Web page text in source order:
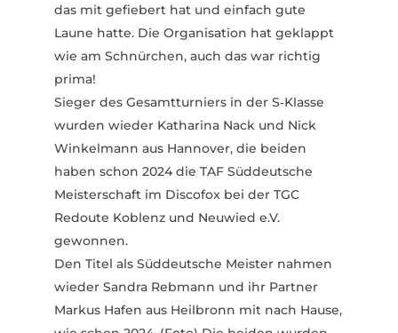
das mit gefiebert hat und einfach gute
Laune hatte. Die Orga­ni­sation hat geklappt
wie am Schnürchen, auch das war richtig
prima!
Sieger des Gesamt­tur­niers in der S‑Klasse
wurden wieder Katharina Nack und Nick
Winkelmann aus Hannover, die beiden
haben schon 2024 die TAF Süddeutsche
Meis­ter­schaft im Discofox bei der TGC
Redoute Koblenz und Neuwied e.V.
gewonnen.
Den Titel als Süddeutsche Meister nahmen
wieder Sandra Rebmann und ihr Partner
Markus Hafen aus Heil­bronn mit nach Hause,